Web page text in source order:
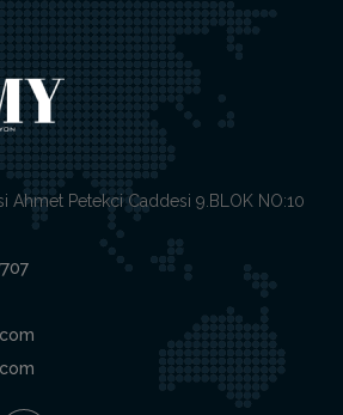
Ahmet Petekci Caddesi 9.BLOK NO:10